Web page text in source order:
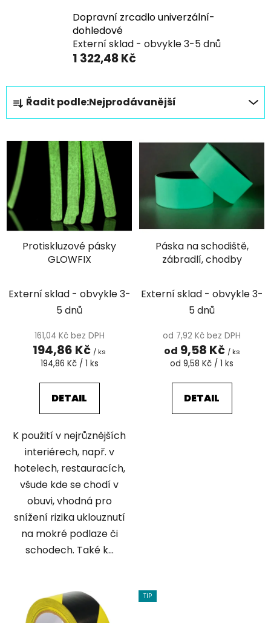
Dopravní zrcadlo univerzální-
dohledové
Externí sklad - obvykle 3-5 dnů
1 322,48 Kč
Ř
a
z
e
p
r
o
d
ů
Řadit podle:Nejprodávanější
V
s
p
r
k
Protiskluzové pásky
GLOWFIX
Externí sklad - obvykle 3-
5 dnů
161,04 Kč bez DPH
194,86 Kč / ks
Měrná
194,86 Kč / 1 ks
DETAIL
K použití v nejrůznějších
interiérech, např. v
hotelech, restauracích,
všude kde se chodí v
obuvi, vhodná pro
snížení rizika uklouznutí
na mokré podlaze či
schodech. Také k...
Páska na schodiště,
zábradlí, chodby
Externí sklad - obvykle 3-
5 dnů
od 7,92 Kč bez DPH
od 9,58 Kč / ks
Měrná
od 9,58 Kč / 1 ks
DETAIL
TIP